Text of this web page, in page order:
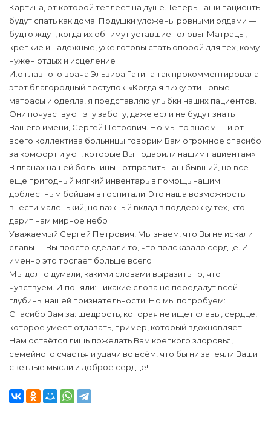
Картина, от которой теплеет на душе. Теперь наши пациенты
будут спать как дома. Подушки уложены ровными рядами —
будто ждут, когда их обнимут уставшие головы. Матрацы,
крепкие и надёжные, уже готовы стать опорой для тех, кому
нужен отдых и исцеление
И.о главного врача Эльвира Гатина так прокомментировала
этот благородный поступок: «Когда я вижу эти новые
матрасы и одеяла, я представляю улыбки наших пациентов.
Они почувствуют эту заботу, даже если не будут знать
Вашего имени, Сергей Петрович. Но мы-то знаем — и от
всего коллектива больницы говорим Вам огромное спасибо
за комфорт и уют, которые Вы подарили нашим пациентам»
В планах нашей больницы - отправить наш бывший, но все
еще пригодный мягкий инвентарь в помощь нашим
доблестным бойцам в госпитали. Это наша возможность
внести маленький, но важный вклад в поддержку тех, кто
дарит нам мирное небо
Уважаемый Сергей Петрович! Мы знаем, что Вы не искали
славы — Вы просто сделали то, что подсказало сердце. И
именно это трогает больше всего
Мы долго думали, какими словами выразить то, что
чувствуем. И поняли: никакие слова не передадут всей
глубины нашей признательности. Но мы попробуем:
Спасибо Вам за: щедрость, которая не ищет славы, сердце,
которое умеет отдавать, пример, который вдохновляет.
Нам остаётся лишь пожелать Вам крепкого здоровья,
семейного счастья и удачи во всём, что бы ни затеяли Ваши
светлые мысли и доброе сердце!